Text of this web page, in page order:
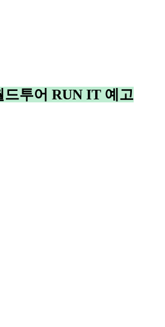
드투어 RUN IT 예고